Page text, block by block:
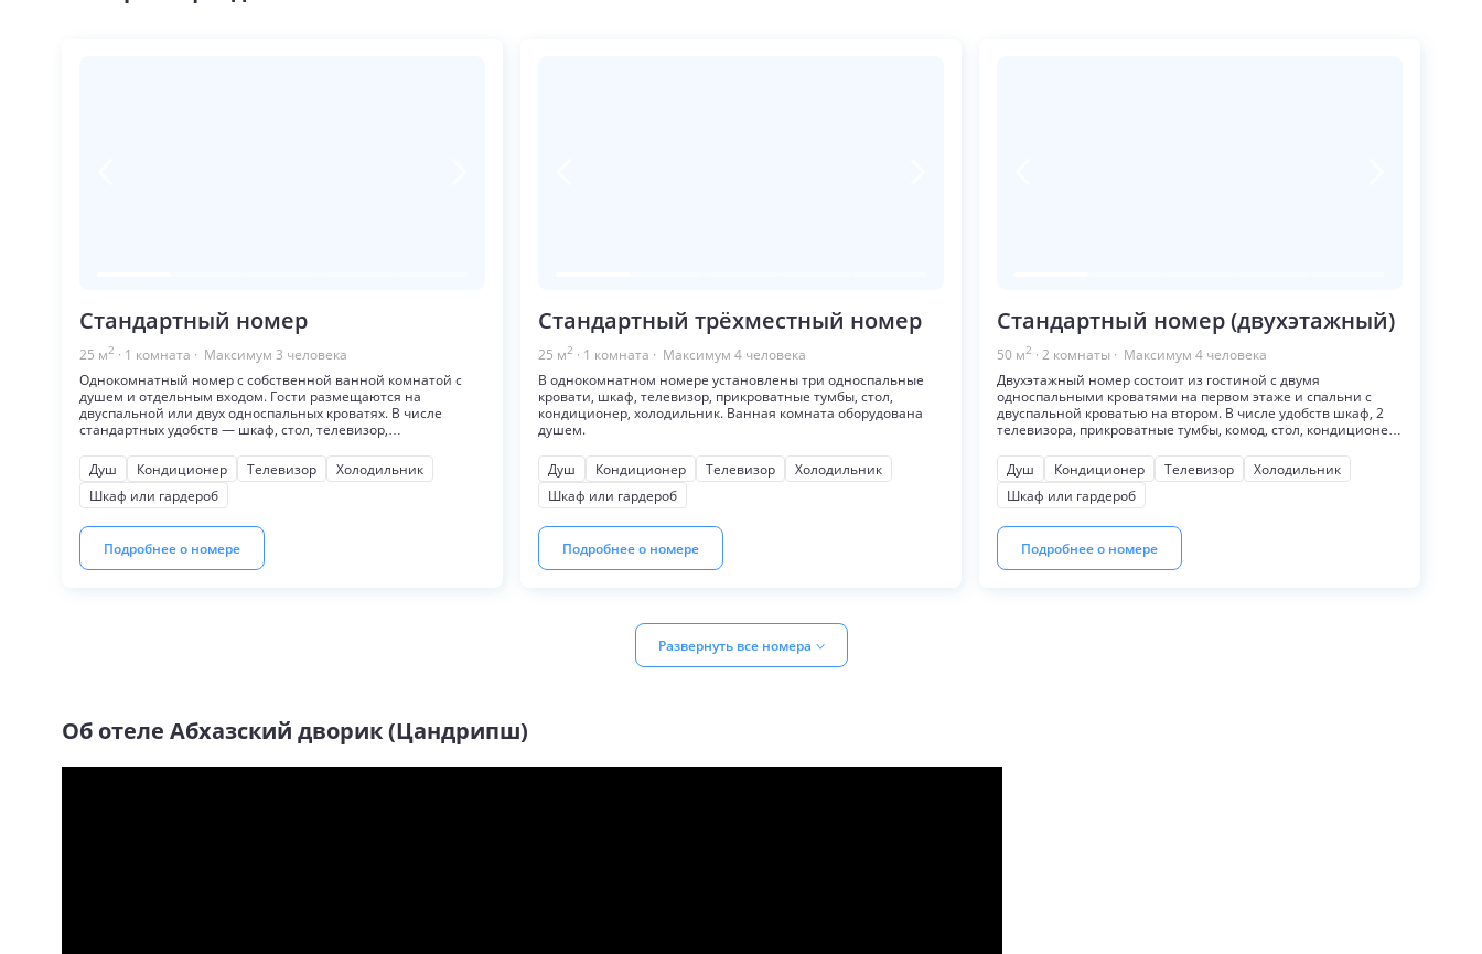
Стандартный номер
25 м2 · 1 комната · Максимум 3 человека
Однокомнатный номер с собственной ванной комнатой с
душем и отдельным входом. Гости размещаются на
двуспальной или двух односпальных кроватях. В числе
стандартных удобств — шкаф, стол, телевизор,
Душ
Кондиционер Телевизор
Холодильник
Шкаф или гардероб
Подробнее о номере
Стандартный трёхместный номер
25 м2 · 1 комната · Максимум 4 человека
В однокомнатном номере установлены три односпальные
кровати, шкаф, телевизор, прикроватные тумбы, стол,
кондиционер, холодильник. Ванная комната оборудована
душем.
Душ Кондиционер Телевизор
Холодильник
Шкаф или гардероб
Подробнее о номере
Стандартный номер (двухэтажный)
50 м2 · 2 комнаты · Максимум 4 человека
Двухэтажный номер состоит из гостиной с двумя
односпальными кроватями на первом этаже и спальни с
двуспальной кроватью на втором. В числе удобств шкаф, 2
телевизора, прикроватные тумбы, комод, стол, кондиционер,
Душ
Кондиционер Телевизор
Холодильник
Шкаф или гардероб
Подробнее о номере
Развернуть все номера
Об отеле Абхазский дворик (Цандрипш)